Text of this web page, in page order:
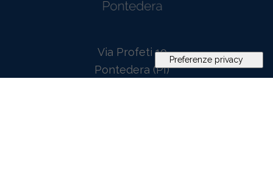
Via Profeti 10
Pontedera (PI)